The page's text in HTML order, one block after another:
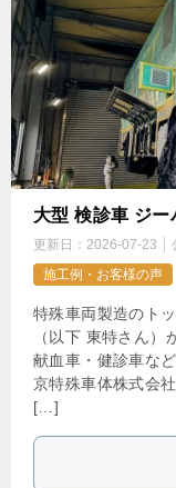
大型 検診車 ジー
更新日： 2026-07-23
施工例・お客様の声
特殊車両製造のト
（以下 東特さん）
献血車・健診車な
京特殊車体株式会
[…]